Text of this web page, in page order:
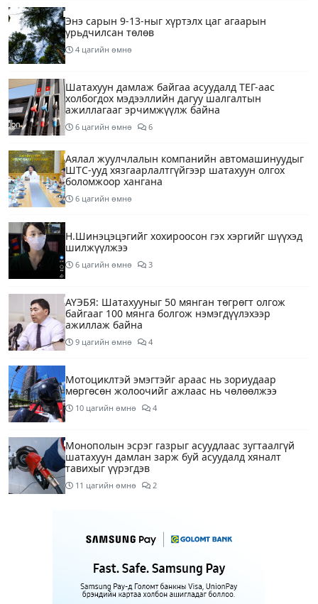
Энэ сарын 9-13-ныг хүртэлх цаг агаарын
урьдчилсан төлөв
4 цагийн өмнө
Шатахуун дамлаж байгаа асуудалд ТЕГ-аас
холбогдох мэдээллийн дагуу шалгалтын
ажиллагааг эрчимжүүлж байна
6 цагийн өмнө 6
Аялал жуулчлалын компанийн автомашинуудыг
ШТС-ууд хязгаарлалтгүйгээр шатахуун олгох
боломжоор хангана
6 цагийн өмнө
Н.Шинэцэцэгийг хохироосон гэх хэргийг шүүхэд
шилжүүлжээ
6 цагийн өмнө 3
АҮЭБЯ: Шатахууныг 50 мянган төгрөгт олгож
байгааг 100 мянга болгож нэмэгдүүлэхээр
ажиллаж байна
9 цагийн өмнө 4
Мотоциклтэй эмэгтэйг араас нь зориудаар
мөргөсөн жолоочийг ажлаас нь чөлөөлжээ
10 цагийн өмнө 4
Монополын эсрэг газрыг асуудлаас зугтаалгүй
шатахуун дамлан зарж буй асуудалд хяналт
тавихыг үүрэгдэв
11 цагийн өмнө 2
настай охиныг 7 дахь өдрөө хайж байна
АҮЭБЯ: Тэгш, сондгойг мөрдөөгүй 7 ШТС-д
торгууль ногдуулах, тусгай зөвшөөрлийг нь